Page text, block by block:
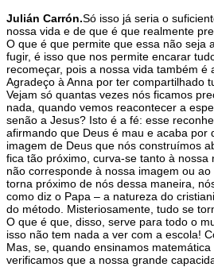
Julián Carrón.Só isso já seria o
nossa vida e de que é que realmente
O que é que permite que essa não seja
fugir, é isso que nos permite encarar
recomeçar, pois a nossa vida também é
Agradeço à Anna por ter compartilhado
Vejam só quantas vezes nós ficamos
nada, quando vemos reacontecer a
senão a Jesus? Isto é a fé: esse
afirmando que Deus é mau e acaba por
imagem de Deus que nós construímos
fica tão próximo, curva-se tanto à
não corresponde à nossa imagem ou
torna próximo de nós dessa maneira,
como diz o Papa – a natureza do
do método. Misteriosamente, tudo se
O que é que, disso, serve para todo o
isso não tem nada a ver com a escola!
Mas, se, quando ensinamos
verificamos que a nossa grande